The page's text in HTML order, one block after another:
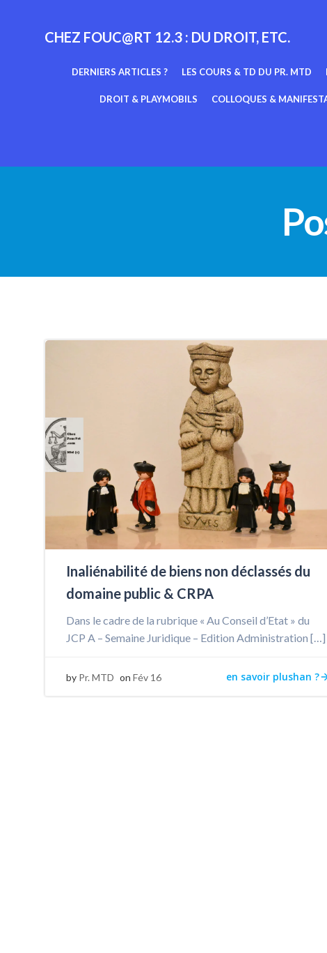
CHEZ FOUC@RT 12.3 : DU DROIT, ETC.
DERNIERS ARTICLES ? LES COURS & TD DU PR. MTD
DROIT & PLAYMOBILS COLLOQUES &
Inaliénabilité de biens non déclassés du
domaine public & CRPA
Dans le cadre de la rubrique « Au Conseil d’Etat » du
JCP A – Semaine Juridique – Edition Administration […]
by Pr. MTD on Fév 16 en savoir plushan ?